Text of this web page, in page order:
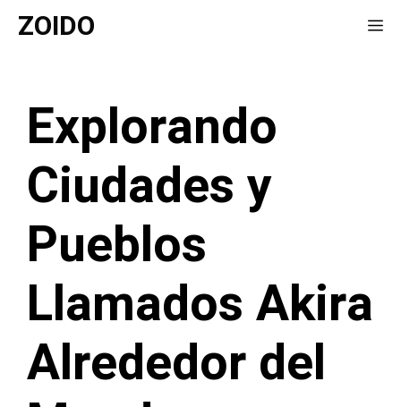
Saltar
ZOIDO
Explorando
Ciudades y
Pueblos
Llamados Akira
Alrededor del